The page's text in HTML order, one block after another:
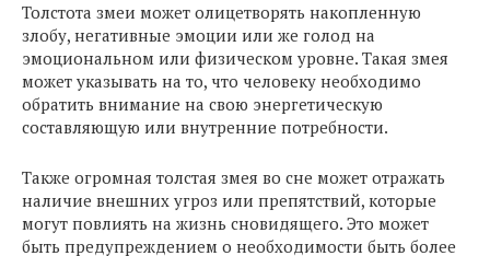
Толстота змеи может олицетворять накопленную
злобу, негативные эмоции или же голод на
эмоциональном или физическом уровне. Такая змея
может указывать на то, что человеку необходимо
обратить внимание на свою энергетическую
составляющую или внутренние потребности.
Также огромная толстая змея во сне может отражать
наличие внешних угроз или препятствий, которые
могут повлиять на жизнь сновидящего. Это может
быть предупреждением о необходимости быть более